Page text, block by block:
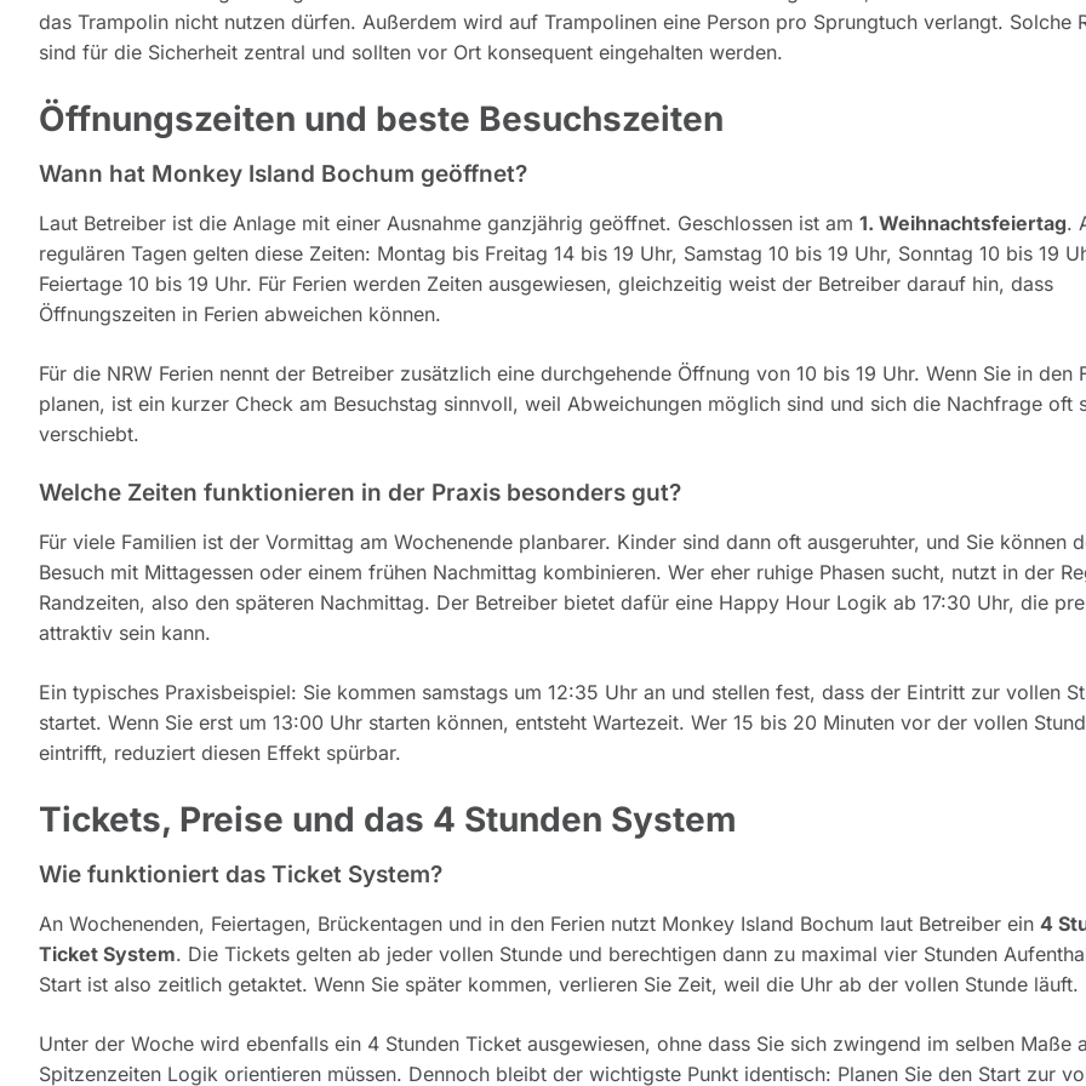
das Trampolin nicht nutzen dürfen. Außerdem wird auf Trampolinen eine Person pro Sprungtuch verlangt. Solche
sind für die Sicherheit zentral und sollten vor Ort konsequent eingehalten werden.
Öffnungszeiten und beste Besuchszeiten
Wann hat Monkey Island Bochum geöffnet?
Laut Betreiber ist die Anlage mit einer Ausnahme ganzjährig geöffnet. Geschlossen ist am 1. Weihnachtsfeiertag.
regulären Tagen gelten diese Zeiten: Montag bis Freitag 14 bis 19 Uhr, Samstag 10 bis 19 Uhr, Sonntag 10 bis 19
Feiertage 10 bis 19 Uhr. Für Ferien werden Zeiten ausgewiesen, gleichzeitig weist der Betreiber darauf hin, dass
Öffnungszeiten in Ferien abweichen können.
Für die NRW Ferien nennt der Betreiber zusätzlich eine durchgehende Öffnung von 10 bis 19 Uhr. Wenn Sie in den
planen, ist ein kurzer Check am Besuchstag sinnvoll, weil Abweichungen möglich sind und sich die Nachfrage oft
verschiebt.
Welche Zeiten funktionieren in der Praxis besonders gut?
Für viele Familien ist der Vormittag am Wochenende planbarer. Kinder sind dann oft ausgeruhter, und Sie können
Besuch mit Mittagessen oder einem frühen Nachmittag kombinieren. Wer eher ruhige Phasen sucht, nutzt in der
Randzeiten, also den späteren Nachmittag. Der Betreiber bietet dafür eine Happy Hour Logik ab 17:30 Uhr, die
attraktiv sein kann.
Ein typisches Praxisbeispiel: Sie kommen samstags um 12:35 Uhr an und stellen fest, dass der Eintritt zur vollen
startet. Wenn Sie erst um 13:00 Uhr starten können, entsteht Wartezeit. Wer 15 bis 20 Minuten vor der vollen
eintrifft, reduziert diesen Effekt spürbar.
Tickets, Preise und das 4 Stunden System
Wie funktioniert das Ticket System?
An Wochenenden, Feiertagen, Brückentagen und in den Ferien nutzt Monkey Island Bochum laut Betreiber ein 4
Ticket System. Die Tickets gelten ab jeder vollen Stunde und berechtigen dann zu maximal vier Stunden
Start ist also zeitlich getaktet. Wenn Sie später kommen, verlieren Sie Zeit, weil die Uhr ab der vollen Stunde läuft.
Unter der Woche wird ebenfalls ein 4 Stunden Ticket ausgewiesen, ohne dass Sie sich zwingend im selben Maße
Spitzenzeiten Logik orientieren müssen. Dennoch bleibt der wichtigste Punkt identisch: Planen Sie den Start zur